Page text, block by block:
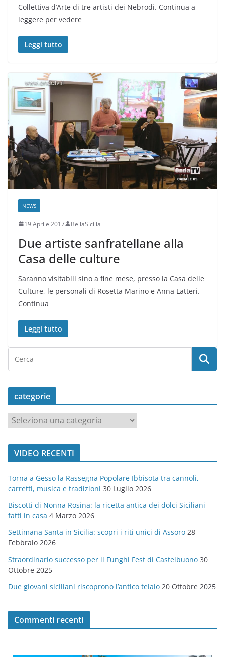
Collettiva d’Arte di tre artisti dei Nebrodi. Continua a
leggere per vedere
Leggi tutto
NEWS
19 Aprile 2017 BellaSicilia
Due artiste sanfratellane alla
Casa delle culture
Saranno visitabili sino a fine mese, presso la Casa delle
Culture, le personali di Rosetta Marino e Anna Latteri.
Continua
Leggi tutto
categorie
a
t
o
r
i
e
VIDEO RECENTI
Torna a Gesso la Rassegna Popolare Ibbisota tra cannoli,
carretti, musica e tradizioni 30 Luglio 2026
Biscotti di Nonna Rosina: la ricetta antica dei dolci Siciliani
fatti in casa 4 Marzo 2026
Settimana Santa in Sicilia: scopri i riti unici di Assoro 28
Febbraio 2026
Straordinario successo per il Funghi Fest di Castelbuono 30
Ottobre 2025
Due giovani siciliani riscoprono l’antico telaio 20 Ottobre 2025
Commenti recenti